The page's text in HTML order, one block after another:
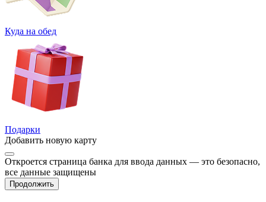
Куда на обед
Подарки
Добавить новую карту
Откроется страница банка для ввода данных — это безопасно,
все данные защищены
Продолжить